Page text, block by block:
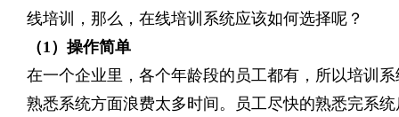
线培训，那么，在线培训系统应该如何选择呢？
（1）操作简单
在一个企业里，各个年龄段的员工都有，所以培训
熟悉系统方面浪费太多时间。员工尽快的熟悉完系